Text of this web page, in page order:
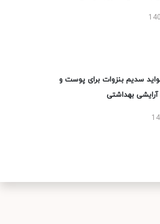
سدیم بنزوات برای پوست و
بهداشتی